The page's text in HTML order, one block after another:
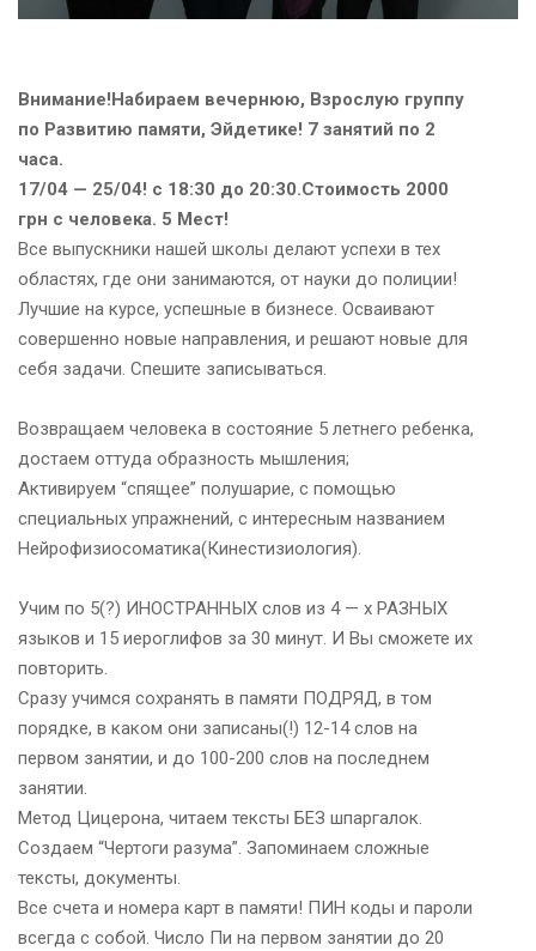
Внимание!Набираем вечернюю, Взрослую группу
по Развитию памяти, Эйдетике! 7 занятий по 2
часа.
17/04 — 25/04! с 18:30 до 20:30.Стоимость 2000
грн с человека. 5 Мест!
Все выпускники нашей школы делают успехи в тех
областях, где они занимаются, от науки до полиции!
Лучшие на курсе, успешные в бизнесе. Осваивают
совершенно новые направления, и решают новые для
себя задачи. Спешите записываться.
Возвращаем человека в состояние 5 летнего ребенка,
достаем оттуда образность мышления;
Активируем “спящее” полушарие, с помощью
специальных упражнений, с интересным названием
Нейрофизиосоматика(Кинестизиология).
Учим по 5(?) ИНОСТРАННЫХ слов из 4 — х РАЗНЫХ
языков и 15 иероглифов за 30 минут. И Вы сможете их
повторить.
Сразу учимся сохранять в памяти ПОДРЯД, в том
порядке, в каком они записаны(!) 12-14 слов на
первом занятии, и до 100-200 слов на последнем
занятии.
Метод Цицерона, читаем тексты БЕЗ шпаргалок.
Создаем “Чертоги разума”. Запоминаем сложные
тексты, документы.
Все счета и номера карт в памяти! ПИН коды и пароли
всегда с собой. Число Пи на первом занятии до 20